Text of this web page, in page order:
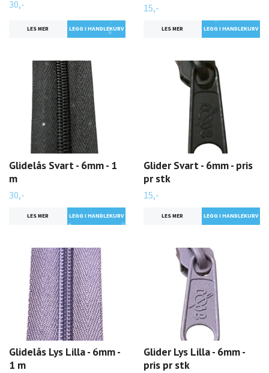
30,-
LES MER
15,-
LES MER
Glidelås Svart - 6mm - 1
m
30,-
LES MER
Glider Svart - 6mm - pris
pr stk
15,-
LES MER
Glidelås Lys Lilla - 6mm -
1 m
Glider Lys Lilla - 6mm -
pris pr stk